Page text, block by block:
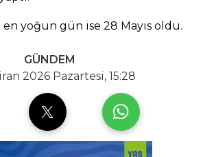
yoğun gün ise 28 Mayıs oldu.
GÜNDEM
2026 Pazartesi, 15:28